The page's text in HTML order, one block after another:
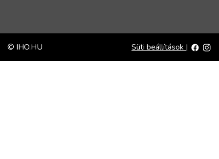
© IHO.HU Süti beállítások |